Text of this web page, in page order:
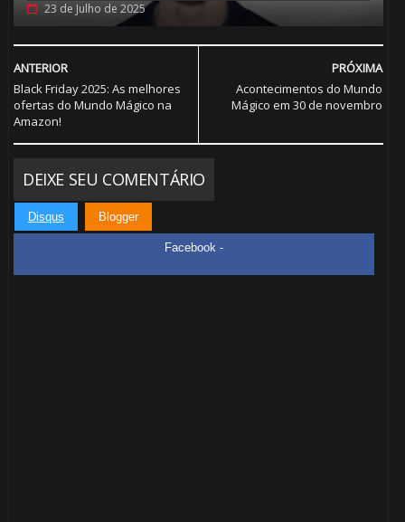
23 de Julho de 2025
PRÓXIMA
Acontecimentos do Mundo
Mágico em 30 de novembro
ANTERIOR
Black Friday 2025: As melhores
ofertas do Mundo Mágico na
Amazon!
DEIXE SEU COMENTÁRIO
Disqus Blogger
Facebook -
🎂